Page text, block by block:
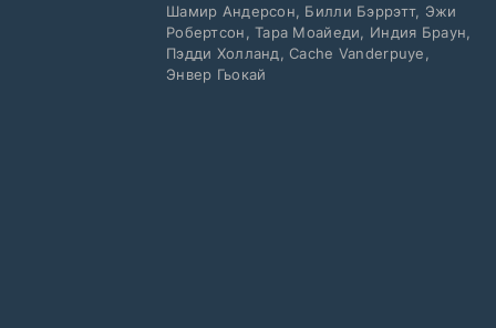
Шамир Андерсон, Билли Бэррэтт, Эжи
Робертсон, Тара Моайеди, Индия Браун,
Пэдди Холланд, Cache Vanderpuye,
Энвер Гьокай